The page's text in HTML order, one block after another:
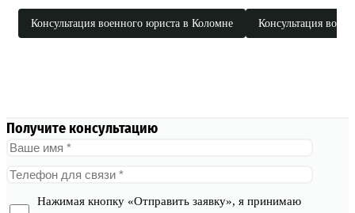
Консультация военного юриста в Коломне Консультация
Получите консультацию
Нажимая кнопку «Отправить заявку», я принимаю